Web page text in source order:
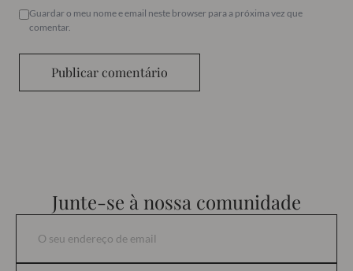
Guardar o meu nome e email neste browser para a próxima vez que
comentar.
Publicar comentário
Junte-se à nossa comunidade